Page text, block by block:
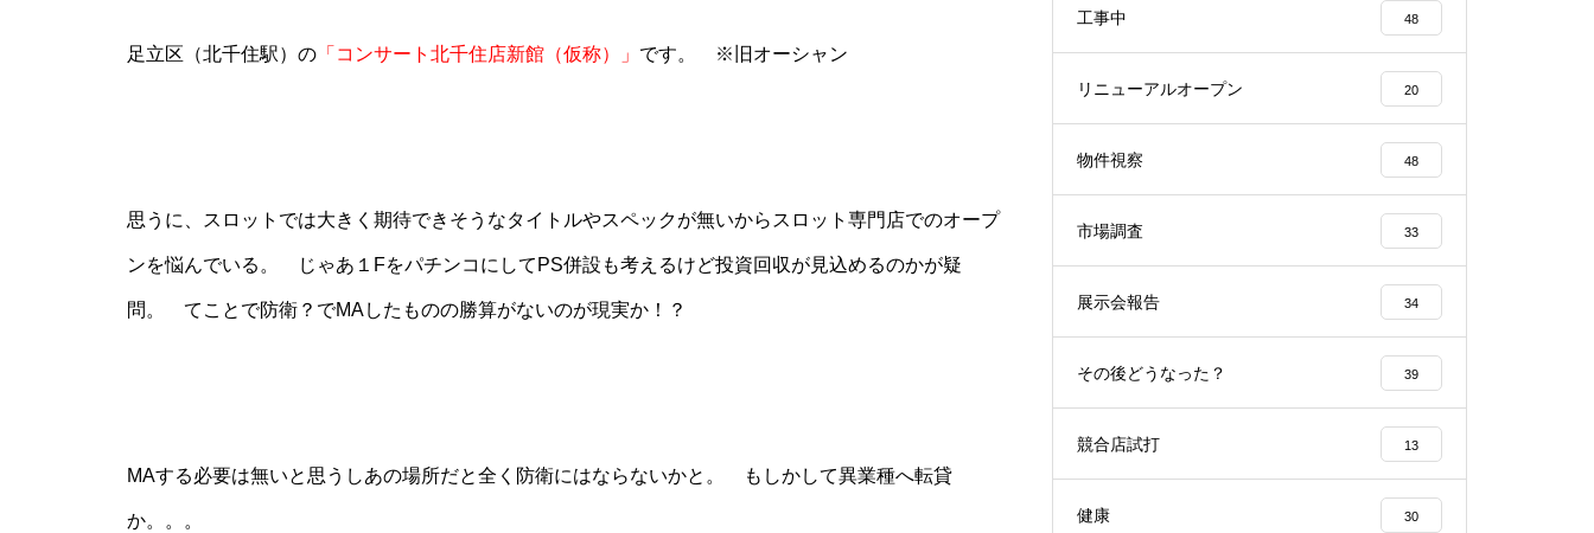
工事中
工事中
足立区（北千住駅）の 「コンサート北千住店新館（仮称）」 です。 ※旧オーシャン
思うに、スロットでは大きく期待できそうなタイトルやスペックが無いからスロット専門店でのオープ
ンを悩んでいる。 じゃあ１FをパチンコにしてPS併設も考えるけど投資回収が見込めるのかが疑
問。 てことで防衛？でMAしたものの勝算がないのが現実か！？
MAする必要は無いと思うしあの場所だと全く防衛にはならないかと。 もしかして異業種へ転貸
か。。。
工事中 48
リニューアルオープン 20
物件視察 48
市場調査 33
展示会報告 34
その後どうなった？ 39
競合店試打 13
健康 30